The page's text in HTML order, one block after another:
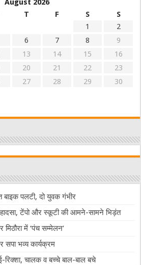
August 2026
T F S
S
1
2
6 7 8
9
13 14 15
16
20 21 22
23
27 28 29
30
बाइक पलटी, दो युवक गंभीर
हादसा, टेंपो और स्कूटी की आमने-सामने भिड़ंत
में ‘पंच सम्मेलन’
सपा भव्य कार्यक्रम
रिक्शा, चालक व बच्चे बाल-बाल बचे